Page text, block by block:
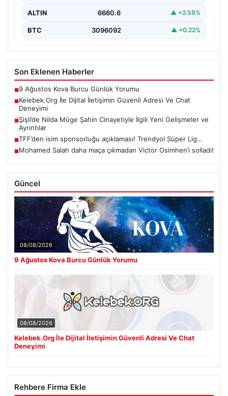
ALTIN 6660.6 ▲ +2.59%
BTC 3096092 ▲ +0.22%
Son Eklenen Haberler
■9 Ağustos Kova Burcu Günlük Yorumu
■Kelebek.Org İle Dijital İletişimin Güvenli Adresi Ve Chat
Deneyimi
■Şişli’de Nilda Müge Şahin Cinayetiyle İlgili Yeni Gelişmeler ve
Ayrıntılar
■TFF’den isim sponsorluğu açıklaması! Trendyol Süper Lig…
■Mohamed Salah daha maça çıkmadan Victor Osimhen’i solladı!
Güncel
08/08/2026
9 Ağustos Kova Burcu Günlük Yorumu
08/08/2026
Kelebek.Org İle Dijital İletişimin Güvenli Adresi Ve Chat
Deneyimi
Rehbere Firma Ekle